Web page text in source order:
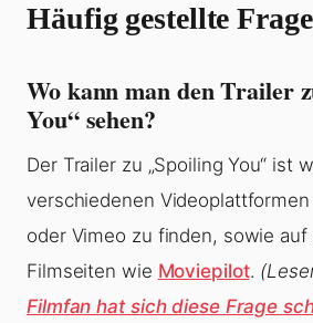
Häufig gestellte
Wo kann man den Trailer
You“ sehen?
Der Trailer zu „Spoiling You“ ist
verschiedenen
oder Vimeo zu finden, sowie auf
Filmseiten wie Moviepilot.
Filmfan hat sich diese Frage